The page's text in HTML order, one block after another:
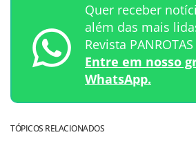
Quer receber
além das mais
Revista
Entre em nosso
WhatsApp.
TÓPICOS RELACIONADOS